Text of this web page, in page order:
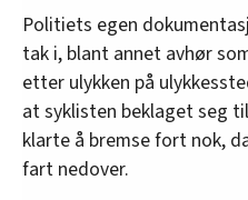
Politiets egen
tak i, blant annet avhør
etter ulykken på
at syklisten beklaget seg
klarte å bremse fort nok,
fart nedover.